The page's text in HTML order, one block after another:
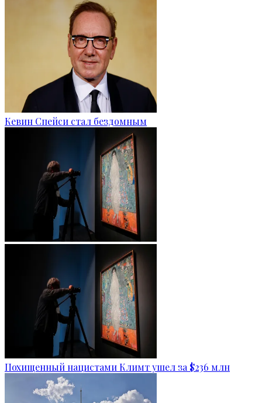
Кевин Спейси стал бездомным
Похищенный нацистами Климт ушел за $236 млн